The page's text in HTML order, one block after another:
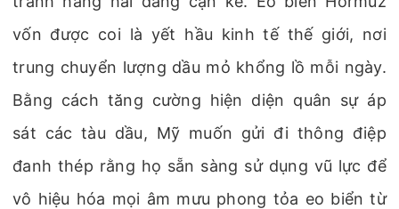
vốn được coi là yết hầu kinh tế thế giới, nơi
trung chuyển lượng dầu mỏ khổng lồ mỗi ngày.
Bằng cách tăng cường hiện diện quân sự áp
sát các tàu dầu, Mỹ muốn gửi đi thông điệp
đanh thép rằng họ sẵn sàng sử dụng vũ lực để
vô hiệu hóa mọi âm mưu phong tỏa eo biển từ